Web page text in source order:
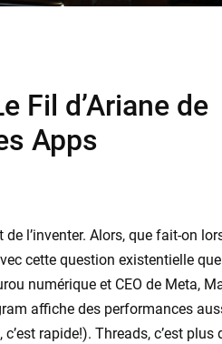
Fil d’Ariane de
Apps
l’inventer. Alors, que fait-on
cette question existentielle
numérique et CEO de Meta,
affiche des performances
rapide!). Threads, c’est plus